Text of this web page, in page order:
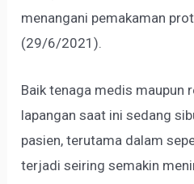
menangani pemakaman
(29/6/2021).
Baik tenaga medis maupun
lapangan saat ini sedang
pasien, terutama dalam
terjadi seiring semakin